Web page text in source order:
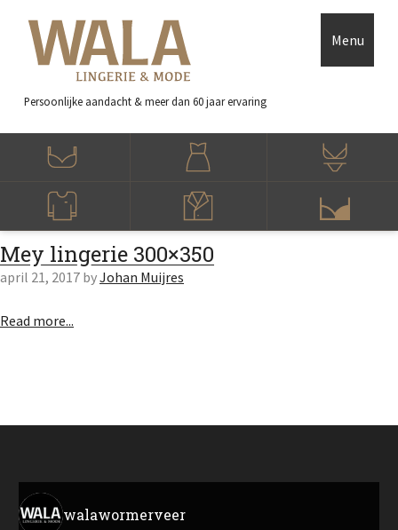
Persoonlijke aandacht & meer dan 60 jaar ervaring
Menu
Mey lingerie 300×350
april 21, 2017 byJohan Muijres
Read more...
walawormerveer